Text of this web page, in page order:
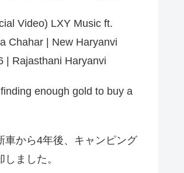
Video) LXY Music ft.
Chahar | New Haryanvi
| Rajasthani Haryanvi
enough gold to buy a
車から4年後、キャンピング
ました。